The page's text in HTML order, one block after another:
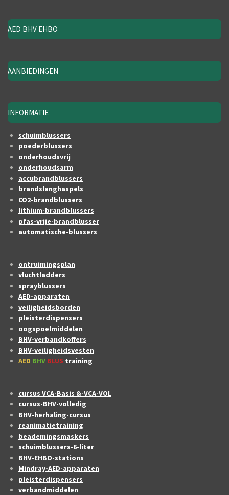
AED BHV EHBO
AANBIEDINGEN
INFORMATIE
schuimblussers
poederblussers
onderhoudsvrij
onderhoudsarm
accubrandblussers
brandslanghaspels
CO2-brandblussers
lithium-brandblussers
pfas-vrije-brandblusser
automatische-blussers
ontruimingsplan
vluchtladders
sprayblussers
AED-apparaten
veiligheidsborden
pleisterdispensers
oogspoelmiddelen
BHV-verbandkoffers
BHV-veiligheidsvesten
AED BHV BLUS training
cursus VCA-Basis &-VCA-VOL
cursus-BHV-volledig
BHV-herhaling-cursus
reanimatietraining
beademingsmaskers
schuimblussers-6-liter
BHV-EHBO-stations
Mindray-AED-apparaten
pleisterdispensers
verbandmiddelen